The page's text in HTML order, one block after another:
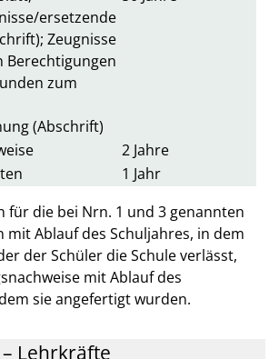
ersetzende
Zeugnisse
Berechtigungen
zum
(Abschrift)
2 Jahre
1 Jahr
für die bei Nrn. 1 und 3 genannten
mit Ablauf des Schuljahres, in dem
der Schüler die Schule verlässt,
mit Ablauf des
sie angefertigt wurden.
Lehrkräfte